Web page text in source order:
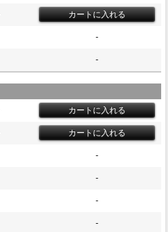
-
-
-
-
-
-